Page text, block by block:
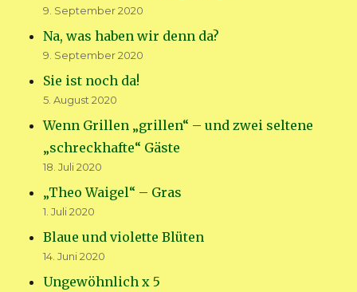
9. September 2020
Na, was haben wir denn da?
9. September 2020
Sie ist noch da!
5. August 2020
Wenn Grillen „grillen“ – und zwei seltene
„schreckhafte“ Gäste
18. Juli 2020
„Theo Waigel“ – Gras
1. Juli 2020
Blaue und violette Blüten
14. Juni 2020
Ungewöhnlich x 5